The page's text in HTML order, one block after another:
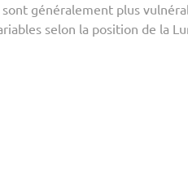
généralement plus
selon la position de la